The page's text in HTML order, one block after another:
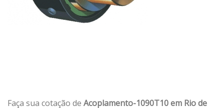
Faça sua cotação de Acoplamento-1090T10 em Rio de